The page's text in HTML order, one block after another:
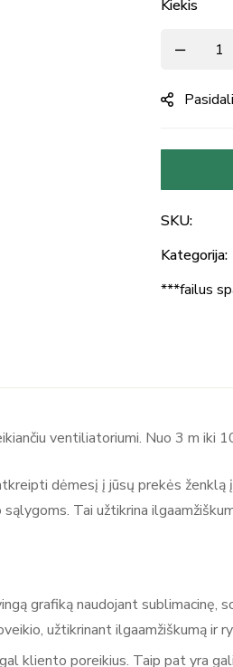
Kiekis
SKU:
Kategorija:
***failus
ventiliatoriumi. Nuo 3 m iki
dėmesį į jūsų prekės
Tai užtikrina
grafiką naudojant sublimacinę,
užtikrinant ilgaamžiškumą ir
kliento poreikius. Taip pat yra